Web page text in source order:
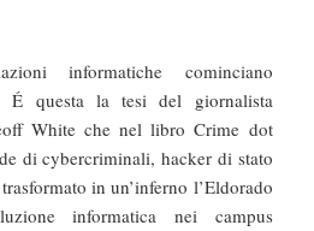
informatiche cominciano
É questa la tesi del giornalista
White che nel libro Crime dot
di cybercriminali, hacker di stato
in un’inferno l’Eldorado
informatica nei campus